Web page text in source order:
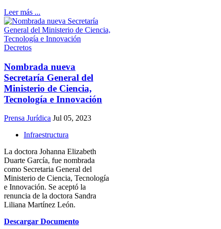
Leer más ...
Decretos
Nombrada nueva
Secretaría General del
Ministerio de Ciencia,
Tecnología e Innovación
Prensa Jurídica Jul 05, 2023
Infraestructura
La doctora Johanna Elizabeth
Duarte García, fue nombrada
como Secretaria General del
Ministerio de Ciencia, Tecnología
e Innovación. Se aceptó la
renuncia de la doctora Sandra
Liliana Martínez León.
Descargar Documento